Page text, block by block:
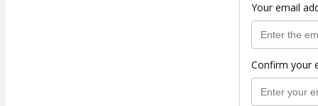
Your email
Confirm your